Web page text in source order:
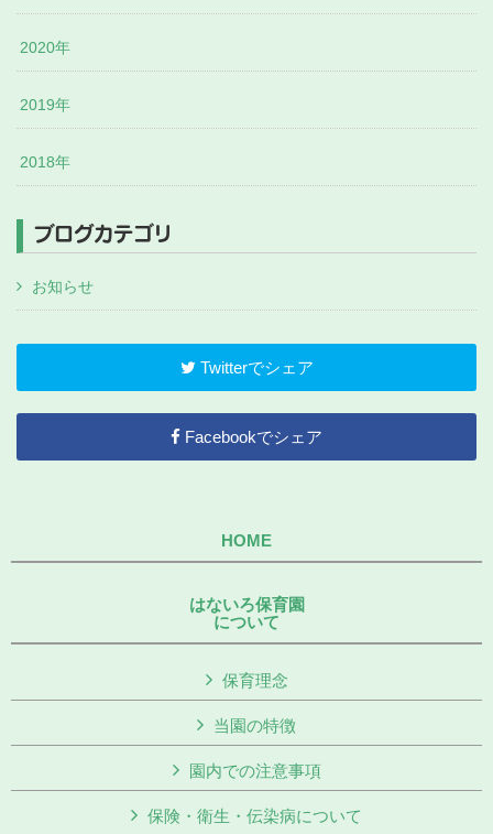
2020年
2019年
2018年
ブログカテゴリ
お知らせ
Twitterでシェア
Facebookでシェア
HOME
はないろ保育園
について
保育理念
当園の特徴
園内での注意事項
保険・衛生・伝染病について